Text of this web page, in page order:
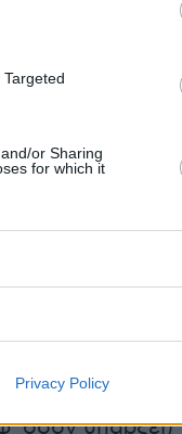
or Sharing
for which it
Privacy Policy
τα δύο
για την
με το
ήταν
ασθενείς αλλά
του μαστού
σε
όσον υπάρξει)